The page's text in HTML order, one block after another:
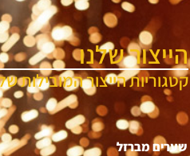
הייצור שלנו
קטגוריות הייצור המובילות
שערים מברזל